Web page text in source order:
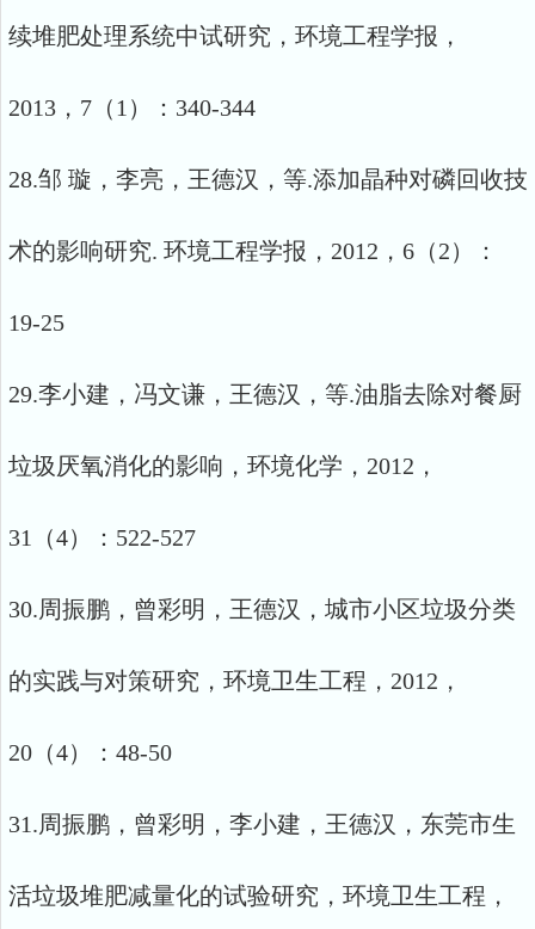
续堆肥处理系统中试研究，环境工程学报，
2013，7（1）：340-344
28.邹 璇，李亮，王德汉，等.添加晶种对磷回收技
术的影响研究. 环境工程学报，2012，6（2）：
19-25
29.李小建，冯文谦，王德汉，等.油脂去除对餐厨
垃圾厌氧消化的影响，环境化学，2012，
31（4）：522-527
30.周振鹏，曾彩明，王德汉，城市小区垃圾分类
的实践与对策研究，环境卫生工程，2012，
20（4）：48-50
31.周振鹏，曾彩明，李小建，王德汉，东莞市生
活垃圾堆肥减量化的试验研究，环境卫生工程，